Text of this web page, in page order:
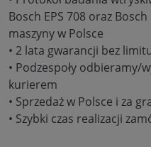
Bosch EPS 708 oraz
maszyny w Polsce
• 2 lata gwarancji bez
• Podzespoły odbieramy/
kurierem
• Sprzedaż w Polsce i za
• Szybki czas realizacji